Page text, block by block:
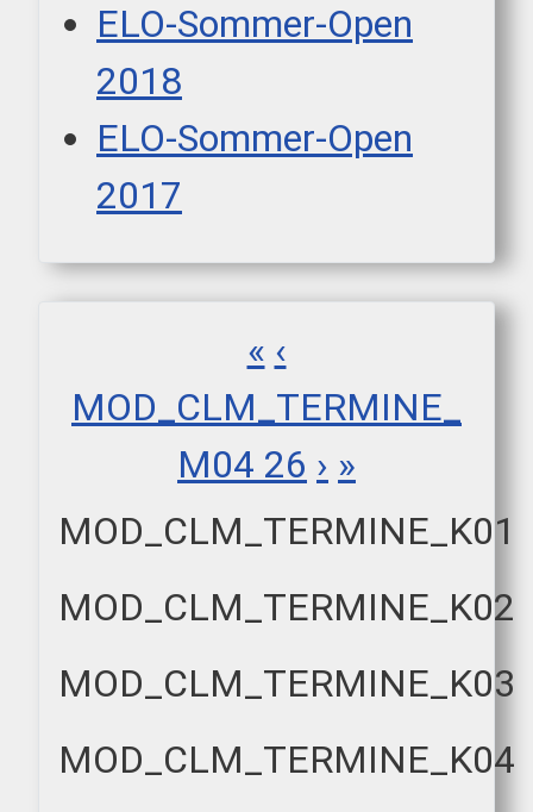
ELO-Sommer-Open
2018
ELO-Sommer-Open
2017
« ‹
MOD_CLM_TERMINE_
M04 26 › »
MOD_CLM_TERMINE_K01
MOD_CLM_TERMINE_K02
MOD_CLM_TERMINE_K03
MOD_CLM_TERMINE_K04